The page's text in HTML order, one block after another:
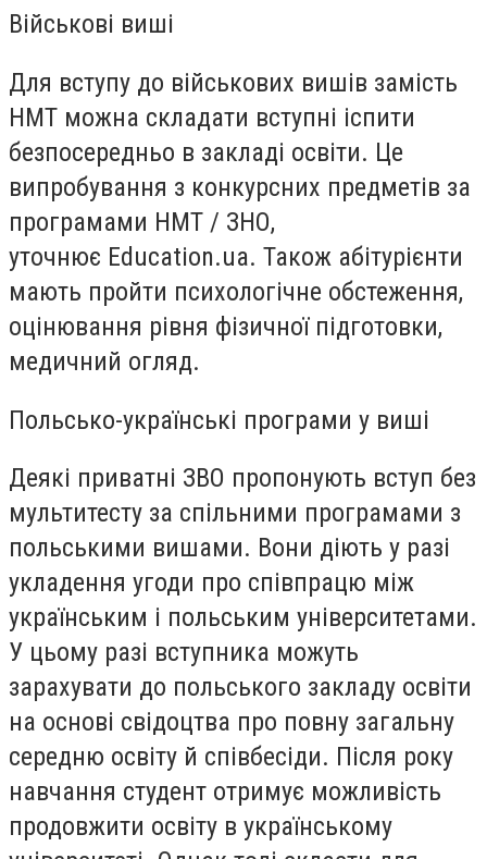
Військові виші
Для вступу до військових вишів замість
НМТ можна складати вступні іспити
безпосередньо в закладі освіти. Це
випробування з конкурсних предметів за
програмами НМТ / ЗНО,
уточнює Education.ua. Також абітурієнти
мають пройти психологічне обстеження,
оцінювання рівня фізичної підготовки,
медичний огляд.
Польсько-українські програми у виші
Деякі приватні ЗВО пропонують вступ без
мультитесту за спільними програмами з
польськими вишами. Вони діють у разі
укладення угоди про співпрацю між
українським і польським університетами.
У цьому разі вступника можуть
зарахувати до польського закладу освіти
на основі свідоцтва про повну загальну
середню освіту й співбесіди. Після року
навчання студент отримує можливість
продовжити освіту в українському